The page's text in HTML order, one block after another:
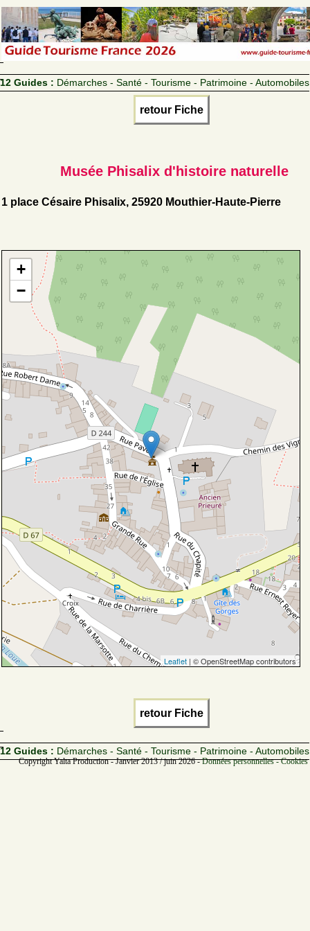
12 Guides : Démarches - Santé - Tourisme - Patrimoine - Automobiles
retour Fiche
Musée Phisalix d'histoire naturelle
1 place Césaire Phisalix, 25920 Mouthier-Haute-Pierre
+
−
Leaflet | © OpenStreetMap contributors
retour Fiche
12 Guides : Démarches - Santé - Tourisme - Patrimoine - Automobiles
Copyright Yalta Production - Janvier 2013 / juin 2026 -Données personnelles -